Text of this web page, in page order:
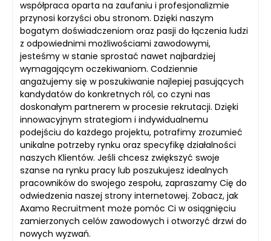
współpraca oparta na zaufaniu i profesjonalizmie
przynosi korzyści obu stronom. Dzięki naszym
bogatym doświadczeniom oraz pasji do łączenia ludzi
z odpowiednimi możliwościami zawodowymi,
jesteśmy w stanie sprostać nawet najbardziej
wymagającym oczekiwaniom. Codziennie
angażujemy się w poszukiwanie najlepiej pasujących
kandydatów do konkretnych ról, co czyni nas
doskonałym partnerem w procesie rekrutacji. Dzięki
innowacyjnym strategiom i indywidualnemu
podejściu do każdego projektu, potrafimy zrozumieć
unikalne potrzeby rynku oraz specyfikę działalności
naszych Klientów. Jeśli chcesz zwiększyć swoje
szanse na rynku pracy lub poszukujesz idealnych
pracowników do swojego zespołu, zapraszamy Cię do
odwiedzenia naszej strony internetowej. Zobacz, jak
Axamo Recruitment może pomóc Ci w osiągnięciu
zamierzonych celów zawodowych i otworzyć drzwi do
nowych wyzwań.